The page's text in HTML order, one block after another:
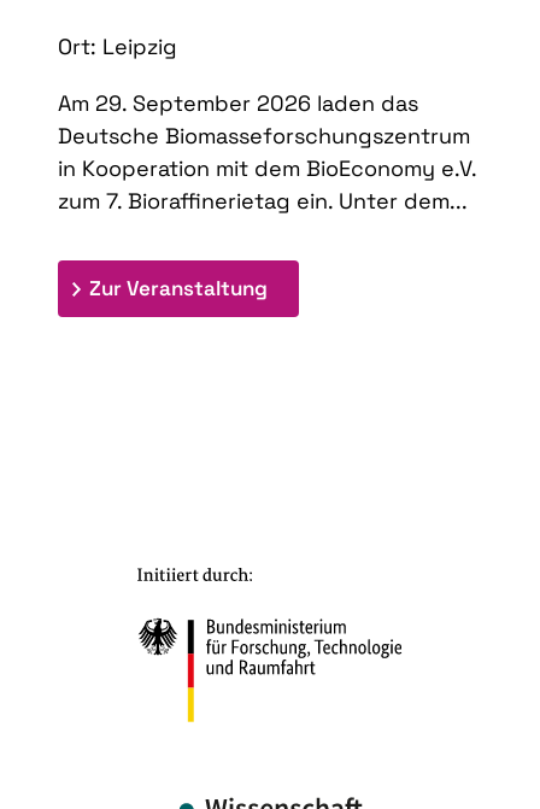
Ort: Leipzig
Am 29. September 2026 laden das
Deutsche Biomasseforschungszentrum
in Kooperation mit dem BioEconomy e.V.
zum 7. Bioraffinerietag ein. Unter dem...
Zur Veranstaltung